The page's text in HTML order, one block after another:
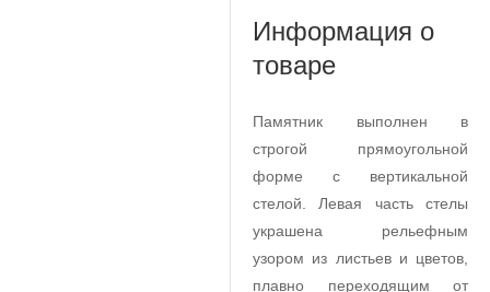
Информация о
товаре
Памятник выполнен в
строгой прямоугольной
форме с вертикальной
стелой. Левая часть стелы
украшена рельефным
узором из листьев и цветов,
плавно переходящим от